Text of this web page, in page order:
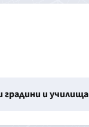
градини и училища